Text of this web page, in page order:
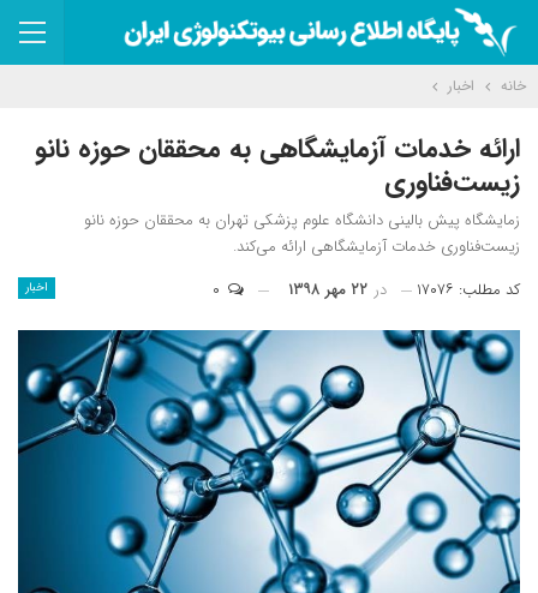
خانه اخبار
ارائه خدمات آزمایشگاهی به محققان حوزه نانو
زیست‌فناوری
زمایشگاه پیش بالینی دانشگاه علوم پزشکی تهران به محققان حوزه نانو
زیست‌فناوری خدمات آزمایشگاهی ارائه می‌کند.
اخبار کد مطلب: ۱۷۰۷۶ در ۲۲ مهر ۱۳۹۸